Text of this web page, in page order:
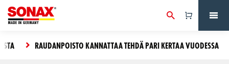
RAUDANPOISTO KANNATTAA TEHDÄ PARI KERTAA VUODESSA